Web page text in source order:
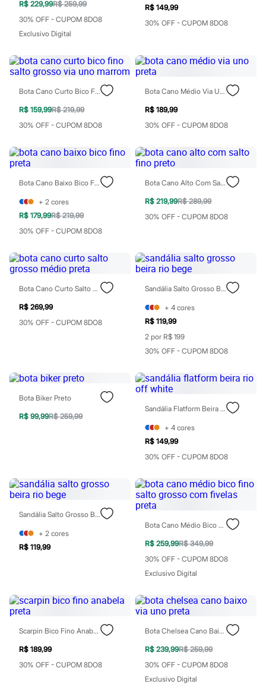
Rasteirinhas
Sandálias
Tênis
Diversão
Baby Club
Fifteen
Palomino
Moda íntima
Calcinhas
Cuecas
Pijamas
Moda praia
Biquínis e Maiôs
Blusas de proteção
Sungas
Personagens
Bluey
Disney
Hello Kitty
Minecraft
Naruto
Patrulha Canina
Sonic
Beleza
Kits
Perfumes árabes
Escovas e Pentes
Finalizadores
Shampoo
Tratamento
Cuidados com o corpo
Hidratante
Protetor solar
Tônicos
Maquiagens
Base
Batom
Blush
Corretivo
Al Wataniah
Banderas
Beleza C&A
Boca Rosa
Bruna Tavares
Carolina Herrera
Ciclo
Fran by Franciny Ehlke
R$ 229,99R$ 259,99
30% OFF - CUPOM 8DO8
Exclusivo Digital
R$ 149,99
30% OFF - CUPOM 8DO8
Bota Cano Curto Bico Fino Salto Grosso Via Uno Marrom
R$ 159,99R$ 219,99
30% OFF - CUPOM 8DO8
Bota Cano Médio Via Uno Preta
R$ 189,99
30% OFF - CUPOM 8DO8
Bota Cano Baixo Bico Fino Preta
+ 2 cores
R$ 179,99R$ 219,99
30% OFF - CUPOM 8DO8
Bota Cano Alto Com Salto Fino Preto
R$ 219,99R$ 289,99
30% OFF - CUPOM 8DO8
Bota Cano Curto Salto Grosso Médio Preta
R$ 269,99
30% OFF - CUPOM 8DO8
Sandália Salto Grosso Beira Rio Bege
+ 4 cores
R$ 119,99
2 por R$ 199
30% OFF - CUPOM 8DO8
Bota Biker Preto
R$ 99,99R$ 259,99
Sandália Flatform Beira Rio Off White
+ 4 cores
R$ 149,99
30% OFF - CUPOM 8DO8
Sandália Salto Grosso Beira Rio Bege
+ 2 cores
R$ 119,99
Bota Cano Médio Bico Fino Salto Grosso Com Fivelas Preta
R$ 259,99R$ 349,99
30% OFF - CUPOM 8DO8
Exclusivo Digital
Scarpin Bico Fino Anabela Preta
R$ 189,99
30% OFF - CUPOM 8DO8
Bota Chelsea Cano Baixo Via Uno Preta
R$ 239,99R$ 259,99
30% OFF - CUPOM 8DO8
Exclusivo Digital